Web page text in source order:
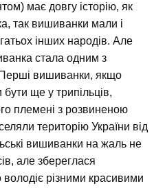
має довгу історію, як
так вишиванки мали і
інших народів. Але
стала одним з
вишиванки, якщо
ще у трипільців,
племені з розвиненою
територію України від
вишиванки на жаль не
але збереглася
володіє різними красивими